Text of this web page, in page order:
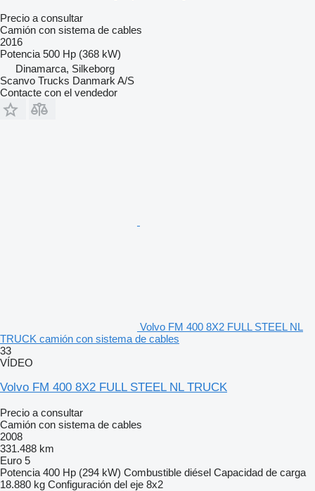
Precio a consultar
Camión con sistema de cables
2016
Potencia 500 Hp (368 kW)
Dinamarca, Silkeborg
Scanvo Trucks Danmark A/S
Contacte con el vendedor
Volvo FM 400 8X2 FULL STEEL NL
TRUCK camión con sistema de cables
33
VÍDEO
Volvo FM 400 8X2 FULL STEEL NL TRUCK
Precio a consultar
Camión con sistema de cables
2008
331.488 km
Euro 5
Potencia 400 Hp (294 kW) Combustible diésel Capacidad de carga
18.880 kg Configuración del eje 8x2